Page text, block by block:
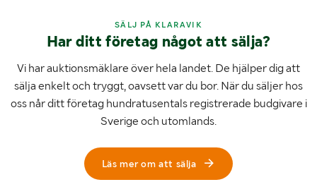
SÄLJ PÅ KLARAVIK
Har ditt företag något att sälja?
Vi har auktionsmäklare över hela landet. De hjälper dig att
sälja enkelt och tryggt, oavsett var du bor. När du säljer hos
oss når ditt företag hundratusentals registrerade budgivare i
Sverige och utomlands.
Läs mer om att sälja